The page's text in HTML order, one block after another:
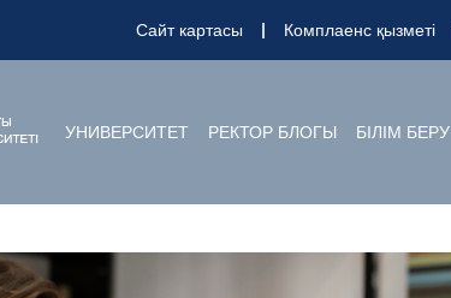
Сайт картасы Комплаенс қызметі
УНИВЕРСИТЕТ РЕКТОР БЛОГЫ БІЛІМ БЕРУ